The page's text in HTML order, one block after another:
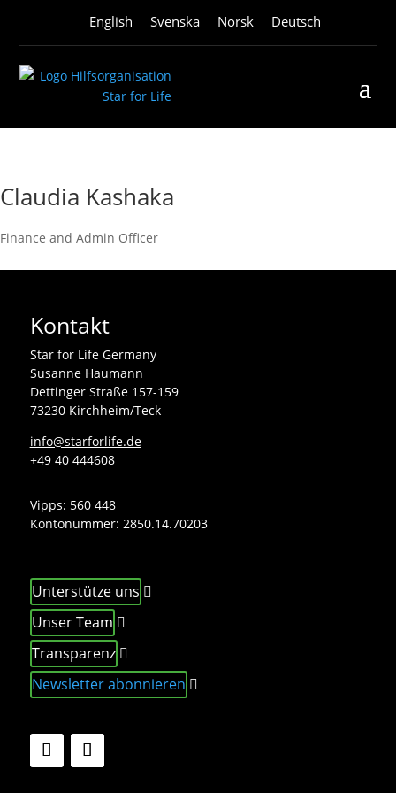
English Svenska Norsk Deutsch
Claudia Kashaka
Finance and Admin Officer
Kontakt
Star for Life Germany
Susanne Haumann
Dettinger Straße 157-159
73230 Kirchheim/Teck
info@starforlife.de
+49 40 444608
Vipps: 560 448
Kontonummer: 2850.14.70203
Unterstütze uns
Unser Team
Transparenz
Newsletter abonnieren